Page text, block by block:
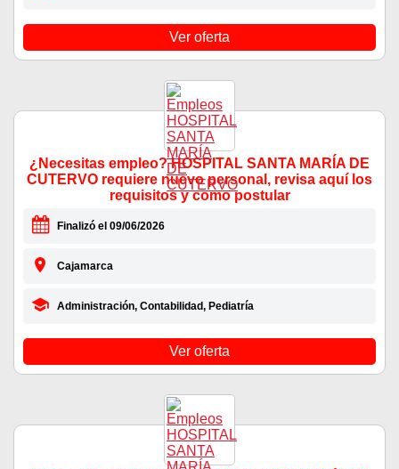
Ver oferta
¿Necesitas empleo? HOSPITAL SANTA MARÍA DE
CUTERVO requiere nuevo personal, revisa aquí los
requisitos y como postular
Finalizó el 09/06/2026
Cajamarca
Administración, Contabilidad, Pediatría
Ver oferta